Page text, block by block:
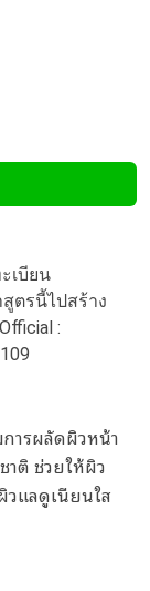
เบียน
ตรนี้ไปสร้าง
:
ารผลัดผิวหน้า
าติ ช่วยให้ผิว
วแลดูเนียนใส